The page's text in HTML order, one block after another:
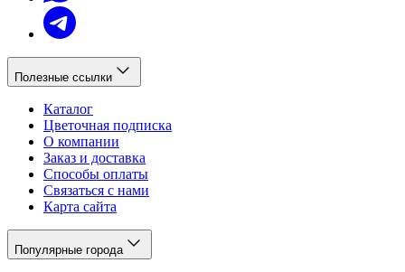
Полезные ссылки
Каталог
Цветочная подписка
О компании
Заказ и доставка
Способы оплаты
Связаться с нами
Карта сайта
Популярные города